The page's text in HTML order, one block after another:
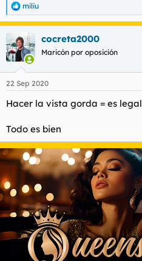
R
e
a
c
c
i
e
:
miliu
cocreta2000
Maricón por oposición
22 Sep 2020
Hacer la vista gorda = es legal
Todo es bien